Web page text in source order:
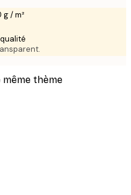
/ m²
thème